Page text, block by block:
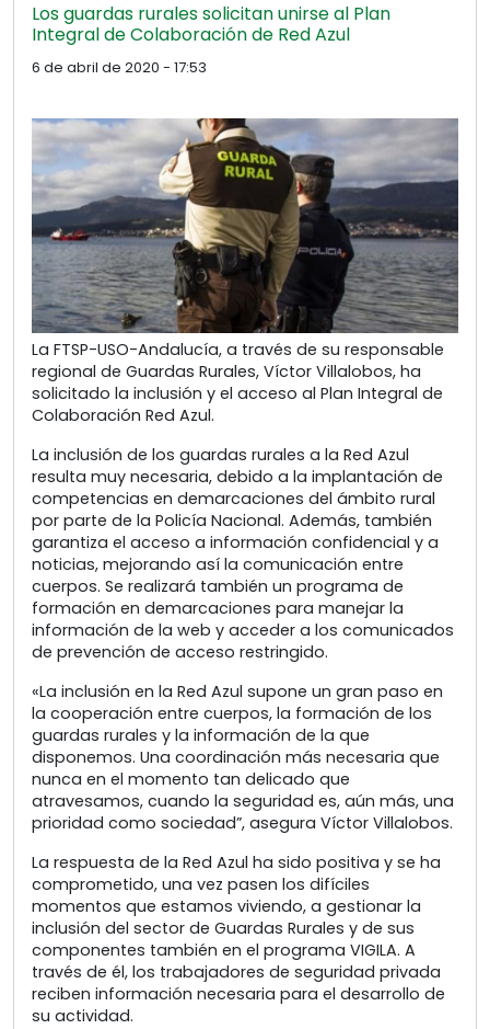
Los guardas rurales solicitan unirse al Plan
Integral de Colaboración de Red Azul
6 de abril de 2020 - 17:53
La FTSP-USO-Andalucía, a través de su responsable
regional de Guardas Rurales, Víctor Villalobos, ha
solicitado la inclusión y el acceso al Plan Integral de
Colaboración Red Azul.
La inclusión de los guardas rurales a la Red Azul
resulta muy necesaria, debido a la implantación de
competencias en demarcaciones del ámbito rural
por parte de la Policía Nacional. Además, también
garantiza el acceso a información confidencial y a
noticias, mejorando así la comunicación entre
cuerpos. Se realizará también un programa de
formación en demarcaciones para manejar la
información de la web y acceder a los comunicados
de prevención de acceso restringido.
«La inclusión en la Red Azul supone un gran paso en
la cooperación entre cuerpos, la formación de los
guardas rurales y la información de la que
disponemos. Una coordinación más necesaria que
nunca en el momento tan delicado que
atravesamos, cuando la seguridad es, aún más, una
prioridad como sociedad”, asegura Víctor Villalobos.
La respuesta de la Red Azul ha sido positiva y se ha
comprometido, una vez pasen los difíciles
momentos que estamos viviendo, a gestionar la
inclusión del sector de Guardas Rurales y de sus
componentes también en el programa VIGILA. A
través de él, los trabajadores de seguridad privada
reciben información necesaria para el desarrollo de
su actividad.